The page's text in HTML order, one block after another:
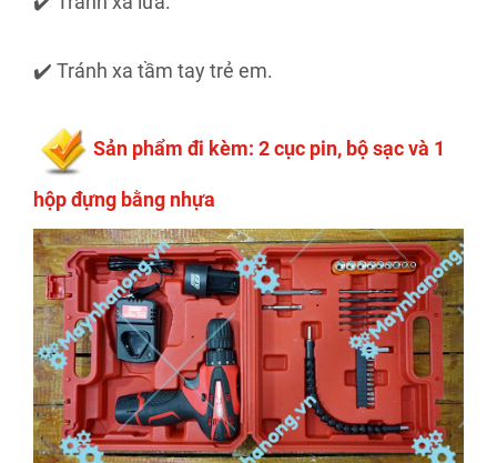
✔️ Tránh xa tầm tay trẻ em.
​Sản phẩm đi kèm: 2 cục pin, bộ sạc và 1
hộp đựng bằng nhựa